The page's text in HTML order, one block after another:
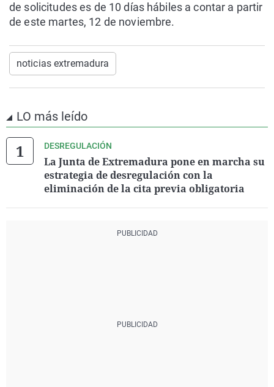
de solicitudes es de 10 días hábiles a contar a partir
de este martes, 12 de noviembre.
noticias extremadura
LO más leído
DESREGULACIÓN
La Junta de Extremadura pone en marcha su
estrategia de desregulación con la
eliminación de la cita previa obligatoria